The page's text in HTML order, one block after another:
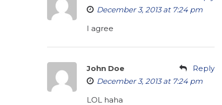
December 3, 2013 at 7:24 pm
I agree
John Doe
December 3, 2013 at 7:24 pm
Reply
LOL haha